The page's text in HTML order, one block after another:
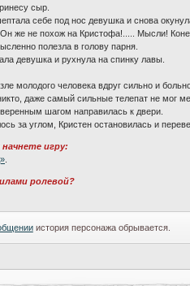
сыр.
себе под нос девушка и снова
же не похож на Кристофа!..... Мысли!
полезла в голову парня.
девушка и рухнула на спинку лавы.
молодого человека вдруг сильно и
даже самый сильные телепат не мог
шагом направилась к двери.
за углом, Кристен остановилась и
игру:
ролевой?
история персонажа обрывается.